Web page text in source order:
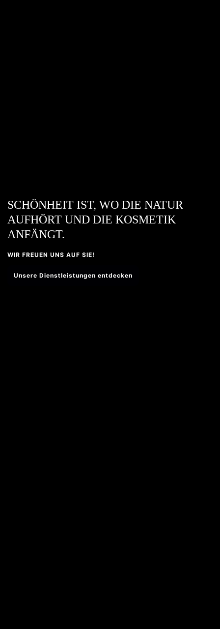
SCHÖNHEIT IST, WO DIE NATUR
AUFHÖRT UND DIE KOSMETIK
ANFÄNGT.
WIR FREUEN UNS AUF SIE!
Unsere Dienstleistungen entdecken